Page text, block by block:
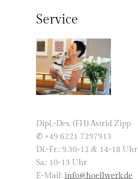
Service
Dipl.-Des. (FH) Astrid Zipp
✆ +49 6221 7297913
Di.-Fr.: 9.30-12 & 14-18 Uhr
Sa.: 10-13 Uhr
E-Mail: info@hoellwerk.de